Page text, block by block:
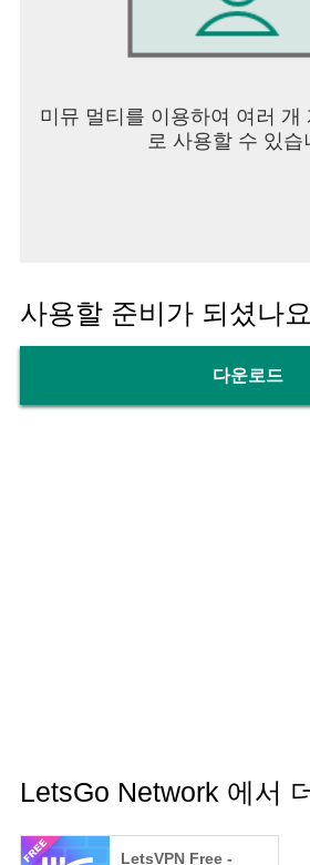
미뮤 멀티를 이용하여 여러 개
로 사용할 수 있습
사용할 준비가 되셨나
다운로드
LetsGo Network 에서
LetsVPN Free -